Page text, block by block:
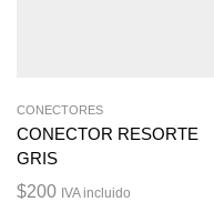
CONECTORES
CONECTOR RESORTE
GRIS
$200 IVA incluido